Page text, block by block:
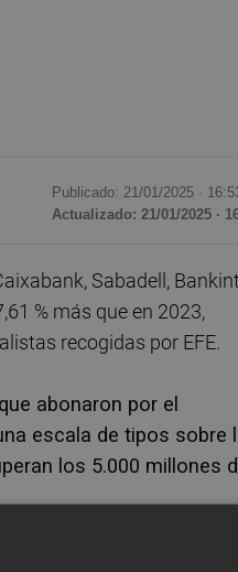
Publicado: 21/01/2025 ·
Actualizado: 21/01/2025 ·
Sabadell,
% más que en 2023,
recogidas por EFE.
abonaron por el
escala de tipos sobre
los 5.000 millones
ganancias en 2024 a